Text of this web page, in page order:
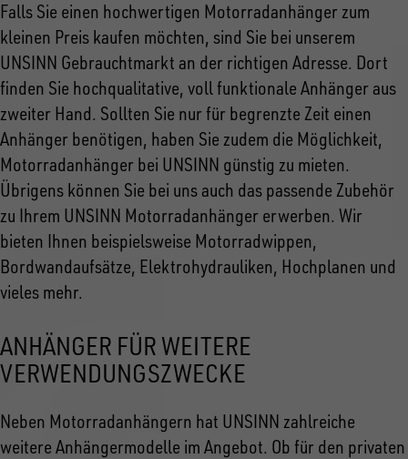
Falls Sie einen hochwertigen Motorradanhänger zum
kleinen Preis kaufen möchten, sind Sie bei unserem
UNSINN Gebrauchtmarkt an der richtigen Adresse. Dort
finden Sie hochqualitative, voll funktionale Anhänger aus
zweiter Hand. Sollten Sie nur für begrenzte Zeit einen
Anhänger benötigen, haben Sie zudem die Möglichkeit,
Motorradanhänger bei UNSINN günstig zu mieten.
Übrigens können Sie bei uns auch das passende Zubehör
zu Ihrem UNSINN Motorradanhänger erwerben. Wir
bieten Ihnen beispielsweise Motorradwippen,
Bordwandaufsätze, Elektrohydrauliken, Hochplanen und
vieles mehr.
ANHÄNGER FÜR WEITERE
VERWENDUNGSZWECKE
Neben Motorradanhängern hat UNSINN zahlreiche
weitere Anhängermodelle im Angebot. Ob für den privaten